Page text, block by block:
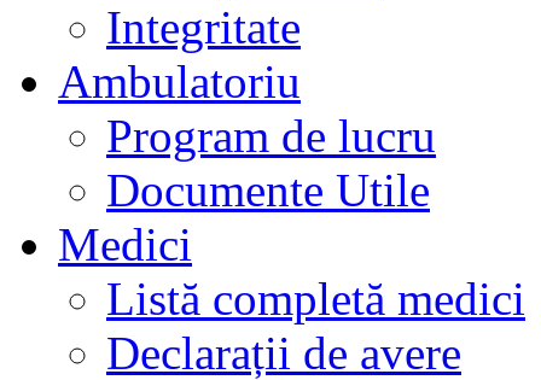
Integritate
Ambulatoriu
Program de lucru
Documente Utile
Medici
Listă completă medici
Declarații de avere